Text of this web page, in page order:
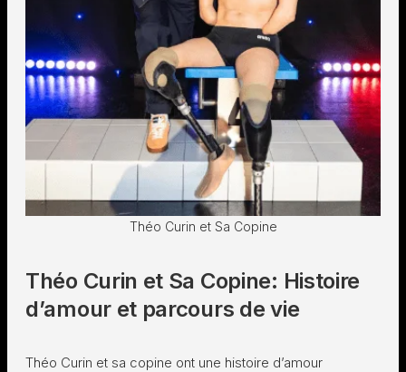
Théo Curin et Sa Copine
Théo Curin et Sa Copine: Histoire
d’amour et parcours de vie
Théo Curin et sa copine ont une histoire d’amour